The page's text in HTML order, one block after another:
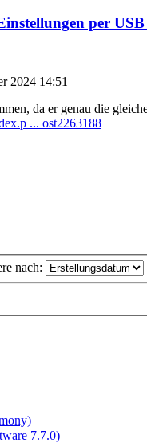
per
2024 14:51
da er genau die
... ost2263188
nach:
7.7.0)